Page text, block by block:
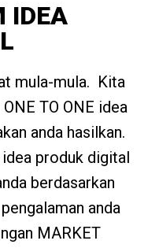
IDEA
mula-mula. Kita
TO ONE idea
anda hasilkan.
idea produk digital
berdasarkan
anda
MARKET